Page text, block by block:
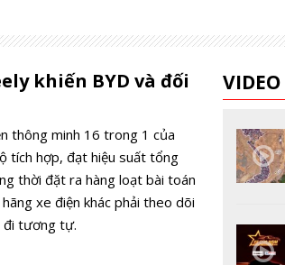
khiến BYD và đối
thông minh 16 trong 1 của
tích hợp, đạt hiệu suất tổng
thời đặt ra hàng loạt bài toán
xe điện khác phải theo dõi
đi tương tự.